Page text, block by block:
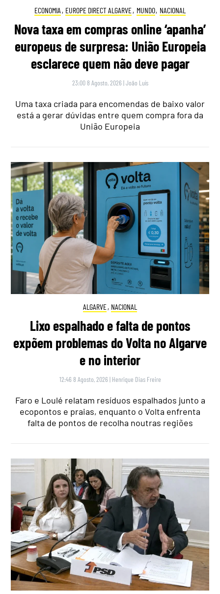
ECONOMIA , EUROPE DIRECT ALGARVE, MUNDO, NACIONAL
Nova taxa em compras online ‘apanha’
europeus de surpresa: União Europeia
esclarece quem não deve pagar
23:00 8 Agosto, 2026 |João Luís
Uma taxa criada para encomendas de baixo valor
está a gerar dúvidas entre quem compra fora da
União Europeia
ALGARVE, NACIONAL
Lixo espalhado e falta de pontos
expõem problemas do Volta no Algarve
e no interior
12:46 8 Agosto, 2026 | Henrique Dias Freire
Faro e Loulé relatam resíduos espalhados junto a
ecopontos e praias, enquanto o Volta enfrenta
falta de pontos de recolha noutras regiões